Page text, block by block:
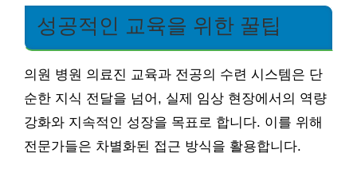
성공적인 교육을 위한 꿀팁
의원 병원 의료진 교육과 전공의 수련 시스템은 단
순한 지식 전달을 넘어, 실제 임상 현장에서의 역량
강화와 지속적인 성장을 목표로 합니다. 이를 위해
전문가들은 차별화된 접근 방식을 활용합니다.